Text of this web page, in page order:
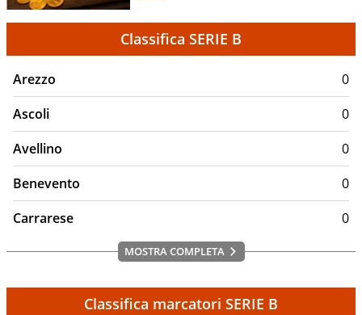
Classifica SERIE B
Arezzo
0
Ascoli
0
Avellino
0
Benevento
0
Carrarese
0
MOSTRA COMPLETA
Classifica marcatori SERIE B